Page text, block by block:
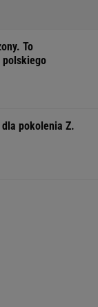
To
polskiego
pokolenia Z.